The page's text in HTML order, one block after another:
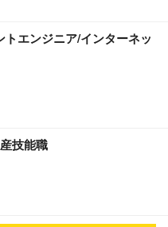
トエンジニア/インターネッ
技能職